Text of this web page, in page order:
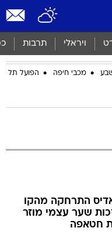
ויראלי תרבות
מכבי חיפה הפועל תל
התרחקה מהקו
שער עצמי מוזר
חטאפה